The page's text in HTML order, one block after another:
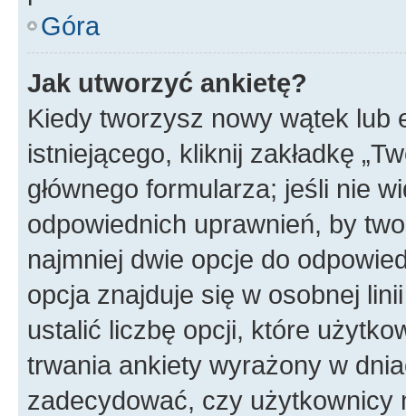
Góra
Jak utworzyć ankietę?
Kiedy tworzysz nowy wątek lub
istniejącego, kliknij zakładkę
głównego formularza; jeśli nie
odpowiednich uprawnień, by
najmniej dwie opcje do
opcja znajduje się w osobnej
ustalić liczbę opcji, które
trwania ankiety wyrażony w
zadecydować, czy użytkownicy